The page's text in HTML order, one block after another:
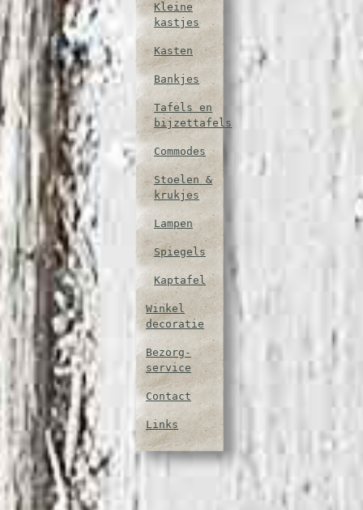
Kleine
kastjes
Kasten
Bankjes
Tafels en
bijzettafels
Commodes
Stoelen &
krukjes
Lampen
Spiegels
Kaptafel
Winkel
decoratie
Bezorg-
service
Contact
Links